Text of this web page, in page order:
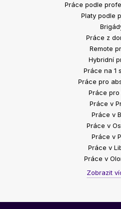
Práce podle
Platy podle
Práce z
Remote
Hybridní
Práce na 1
Práce pro
Práce pro
Práce v
Práce v
Práce v
Práce v
Práce v
Práce v
Zobrazit